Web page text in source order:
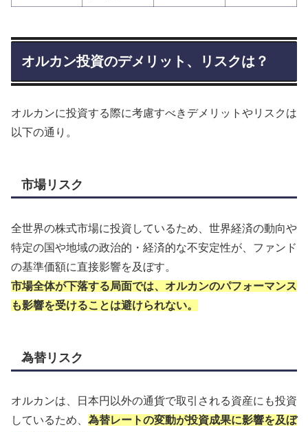
オルカン投資のデメリット、リスクは？
オルカンに投資する際に考慮すべきデメリットやリスクは
以下の通り。
市場リスク
全世界の株式市場に投資しているため、世界経済の動向や
特定の国や地域の政治的・経済的な不安定性が、ファンド
の基準価額に直接影響を及ぼす。
市場全体が下落する局面では、オルカンのパフォーマンス
も影響を受けることは避けられない。
為替リスク
オルカンは、日本円以外の通貨で取引される資産にも投資
しているため、 為替レートの変動が投資成果に影響を及ぼ